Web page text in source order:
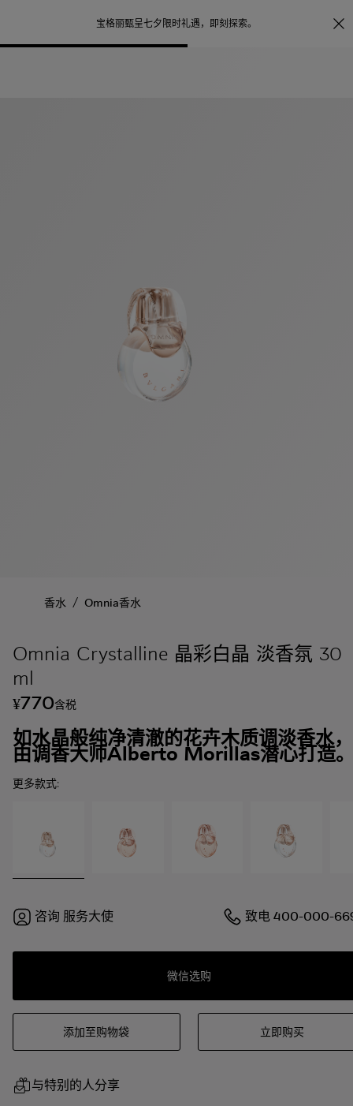
宝格丽甄呈七夕限时礼遇， 即刻探索。
香水 / Omnia香水
Omnia Crystalline 晶彩白晶 淡香氛 30
ml
¥770含税
如水晶般纯净清澈的花卉木质调淡香水，
由调香大师Alberto Morillas潜心打造
更多款式:
咨询 服务大使 致电400-000-
微信选购
添加至购物袋 立即购买
与特别的人分享